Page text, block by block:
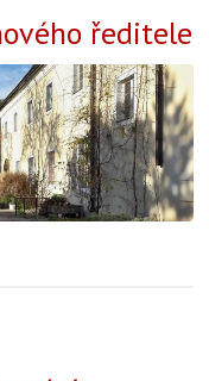
ředitele